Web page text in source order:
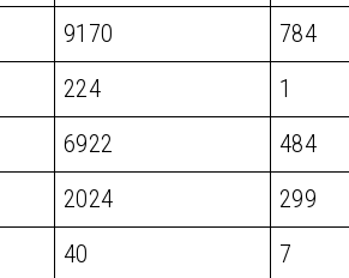
9170 784
224 1
6922 484
2024 299
40 7